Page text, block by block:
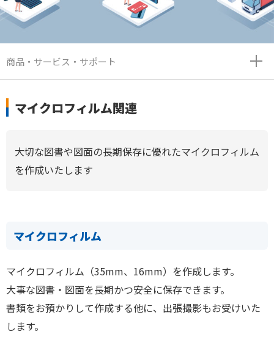
商品・サービス・サポート
マイクロフィルム関連
大切な図書や図面の長期保存に優れたマイクロフィルム
を作成いたします
マイクロフィルム
マイクロフィルム（35mm、16mm）を作成します。
大事な図書・図面を長期かつ安全に保存できます。
書類をお預かりして作成する他に、出張撮影もお受けいた
します。